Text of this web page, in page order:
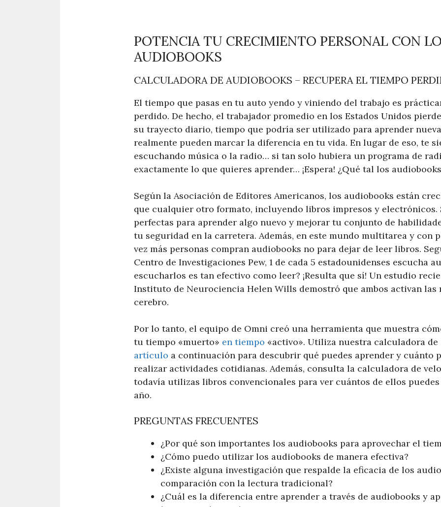
POTENCIA TU CRECIMIENTO PERSONAL CON
AUDIOBOOKS
CALCULADORA DE AUDIOBOOKS – RECUPERA EL TIEMPO
El tiempo que pasas en tu auto yendo y viniendo del trabajo es
perdido. De hecho, el trabajador promedio en los Estados Unidos
su trayecto diario, tiempo que podría ser utilizado para aprender
realmente pueden marcar la diferencia en tu vida. En lugar de eso, te
escuchando música o la radio… si tan solo hubiera un programa de
exactamente lo que quieres aprender… ¡Espera! ¿Qué tal los
Según la Asociación de Editores Americanos, los audiobooks están
que cualquier otro formato, incluyendo libros impresos y electrónicos.
perfectas para aprender algo nuevo y mejorar tu conjunto de
tu seguridad en la carretera. Además, en este mundo multitarea y con
vez más personas compran audiobooks no para dejar de leer libros.
Centro de Investigaciones Pew, 1 de cada 5 estadounidenses escucha
escucharlos es tan efectivo como leer? ¡Resulta que sí! Un estudio
Instituto de Neurociencia Helen Wills demostró que ambos activan las
cerebro.
Por lo tanto, el equipo de Omni creó una herramienta que muestra
tu tiempo «muerto» en tiempo «activo». Utiliza nuestra calculadora
artículo a continuación para descubrir qué puedes aprender y cuánto
realizar actividades cotidianas. Además, consulta la calculadora de
todavía utilizas libros convencionales para ver cuántos de ellos
año.
PREGUNTAS FRECUENTES
¿Por qué son importantes los audiobooks para aprovechar el
¿Cómo puedo utilizar los audiobooks de manera efectiva?
¿Existe alguna investigación que respalde la eficacia de los
comparación con la lectura tradicional?
¿Cuál es la diferencia entre aprender a través de audiobooks y